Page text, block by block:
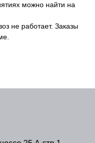
можно найти на
не работает. Заказы